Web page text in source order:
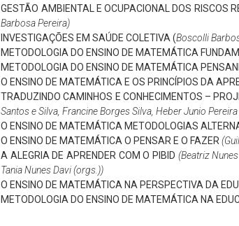
GESTÃO AMBIENTAL E OCUPACIONAL DOS RISCOS
Barbosa Pereira)
INVESTIGAÇÕES EM SAÚDE COLETIVA (Boscolli
METODOLOGIA DO ENSINO DE MATEMÁTICA
METODOLOGIA DO ENSINO DE MATEMÁTICA
O ENSINO DE MATEMÁTICA E OS PRINCÍPIOS DA
TRADUZINDO CAMINHOS E CONHECIMENTOS –
Santos e Silva, Francine Borges Silva, Heber Junio
O ENSINO DE MATEMÁTICA METODOLOGIAS
O ENSINO DE MATEMÁTICA O PENSAR E O FAZER
A ALEGRIA DE APRENDER COM O PIBID (Beatriz
Tania Nunes Davi (orgs.))
O ENSINO DE MATEMÁTICA NA PERSPECTIVA DA
METODOLOGIA DO ENSINO DE MATEMÁTICA NA